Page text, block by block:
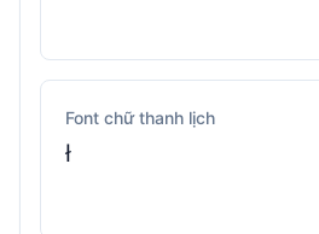
Font chữ thanh lịch
ł